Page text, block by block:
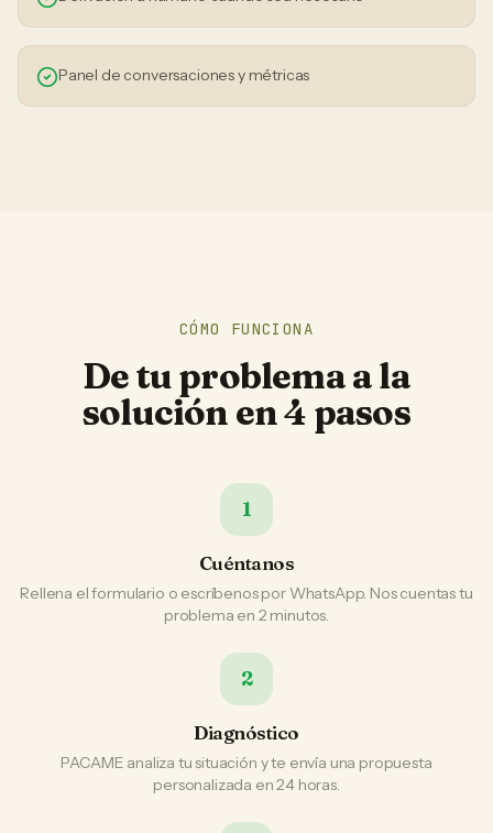
Panel de conversaciones y métricas
CÓMO FUNCIONA
De tu problema a la
solución en 4 pasos
1
Cuéntanos
Rellena el formulario o escríbenos por WhatsApp. Nos cuentas tu
problema en 2 minutos.
2
Diagnóstico
PACAME analiza tu situación y te envía una propuesta
personalizada en 24 horas.